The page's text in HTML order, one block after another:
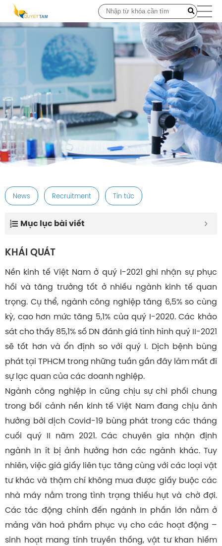
post
News Recruitment Tin tức
Mục lục bài viết
KHÁI QUÁT
Nền kinh tế Việt Nam ở quý I-2021 ghi nhận sự phục
hồi và tăng trưởng tốt ở nhiều ngành kinh tế quan
trọng. Cụ thể, ngành công nghiệp tăng 6,5% so cùng
kỳ, cao hơn mức tăng 5,1% của quý I-2020. Các khảo
sát cho thấy 85,1% số DN đánh giá tình hình quý II-2021
sẽ tốt hơn và ổn định so với quý I. Dịch bệnh bùng
phát tại TPHCM trong những tuần gần đây làm mất đi
sự lạc quan của các doanh nghiệp.
Ngành công nghiệp in cũng chịu sự chi phối chung
trong bối cảnh nền kinh tế Việt Nam đang chịu ảnh
hưởng bởi dịch Covid-19 bùng phát trong các tháng
cuối quý II năm 2021. Các chuyên gia nhận định
ngành In ít bị ảnh hưởng hơn các ngành khác. Tuy
nhiên, việc giá giấy liên tục tăng cùng với các loại vật
tư khác và thậm chí không mua được giấy buộc các
nhà máy nằm trong tình trạng thiếu hụt và chờ đợi.
Các tác động chính đến ngành In phần lớn nằm ở
mảng văn hoá phẩm phục vụ cho các hoạt động –
sinh hoạt mang tính truyền thống, vật tư khan hiếm